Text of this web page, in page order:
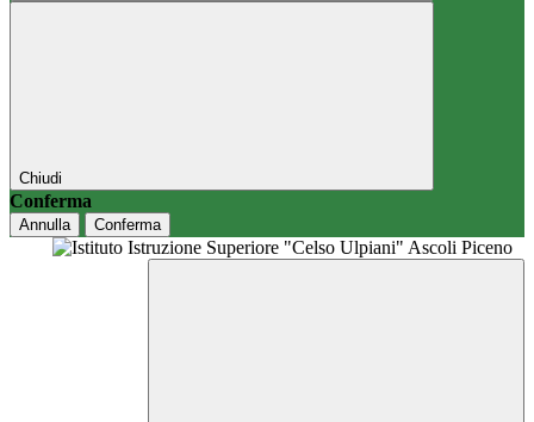
Chiudi
Conferma
Annulla Conferma